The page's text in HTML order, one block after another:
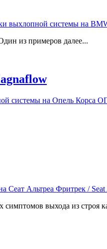
из примеров далее...
выхода из строя